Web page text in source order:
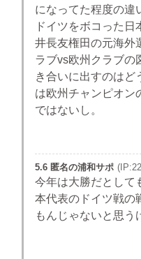
になってた程度の違
ドイツをボコった
井長友権田の元海外
ラブvs欧州クラブの
き合いに出すのはど
は欧州チャンピオン
ではないし。
5.6 匿名の浦和サポ
今年は大勝だとして
本代表のドイツ戦の
もんじゃないと思う